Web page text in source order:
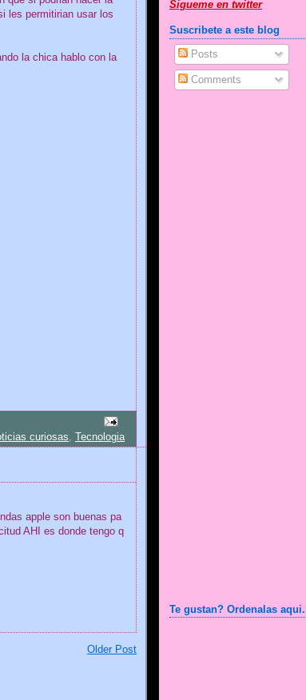
les permitirian usar los
la chica hablo con la
curiosas, Tecnologia
apple son buenas pa
AHI es donde tengo q
Older Post
Sigueme en twitter
Suscribete a este blog
Posts
Comments
Te gustan? Ordenalas